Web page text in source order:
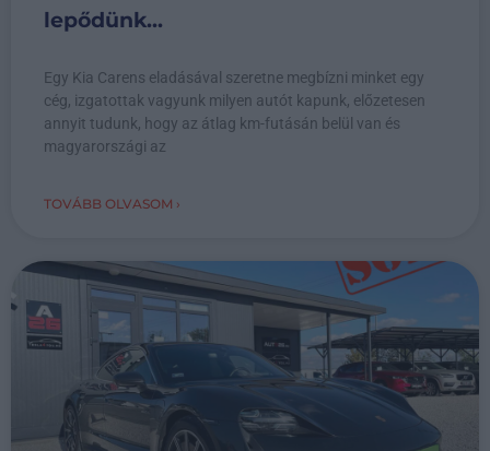
lepődünk...
Egy Kia Carens eladásával szeretne megbízni minket egy
cég, izgatottak vagyunk milyen autót kapunk, előzetesen
annyit tudunk, hogy az átlag km-futásán belül van és
magyarországi az
TOVÁBB OLVASOM ›